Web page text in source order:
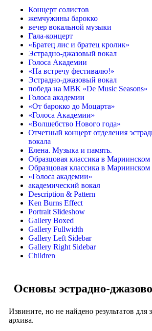
Концерт солистов
жемчужины барокко
вечер вокальной музыки
Гала-концерт
«Братец лис и братец кролик»
Эстрадно-джазовый вокал
Голоса Академии
«На встречу фестивалю!»
Эстрадно-джазовый вокал
победа на МВК «De Music Seasons»
Голоса академии
«От барокко до Моцарта»
«Голоса Академии»
«Волшебство Нового года»
Отчетный концерт отделения
вокала
Елена. Музыка и память.
Образцовая классика в Мариинском
Образцовая классика в Мариинском
«Голоса академии»
академический вокал
Description & Pattern
Ken Burns Effect
Portrait Slideshow
Gallery Boxed
Gallery Fullwidth
Gallery Left Sidebar
Gallery Right Sidebar
Children
Основы эстрадно-
Извините, но не найдено результатов для
архива.